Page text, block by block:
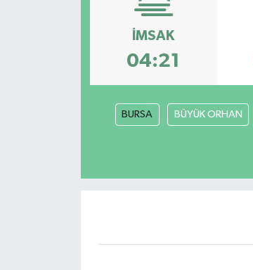
İMSAK
04:21
BURSA BÜYÜK ORHAN
HABERDE İNSAN